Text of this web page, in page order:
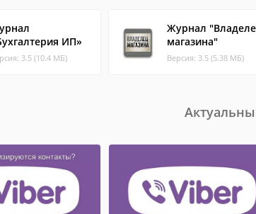
ИП»
3.5 (10.4 МБ)
Журнал
магазина"
Версия: 3.5 (5.38 МБ)